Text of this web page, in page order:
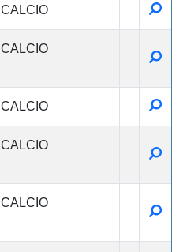
CALCIO
CALCIO
CALCIO
CALCIO
CALCIO